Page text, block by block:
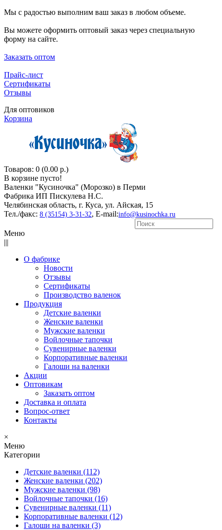
Мы с радостью выполним ваш заказ в любом объеме.
Вы можете оформить оптовый заказ через специальную
форму на сайте.
Заказать оптом
Прайс-лист
Сертификаты
Отзывы
Для оптовиков
Корзина
Товаров: 0 (0.00 р.)
В корзине пусто!
Валенки "Кусиночкa" (Морозко) в Перми
Фабрика ИП Пискулева Н.С.
Челябинская область, г. Куса, ул. Айская, 15
Тел./факс: 8 (35154) 3-31-32, E-mail:info@kusinochka.ru
Меню
|||
О фабрике
Новости
Отзывы
Сертификаты
Производство валенок
Продукция
Детские валенки
Женские валенки
Мужские валенки
Войлочные тапочки
Сувенирные валенки
Корпоративные валенки
Галоши на валенки
Акции
Оптовикам
Заказать оптом
Доставка и оплата
Вопрос-ответ
Контакты
×
Меню
Категории
Детские валенки (112)
Женские валенки (202)
Мужские валенки (98)
Войлочные тапочки (16)
Сувенирные валенки (11)
Корпоративные валенки (12)
Галоши на валенки (3)